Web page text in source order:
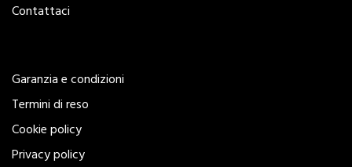
Contattaci
Garanzia e condizioni
Termini di reso
Cookie policy
Privacy policy